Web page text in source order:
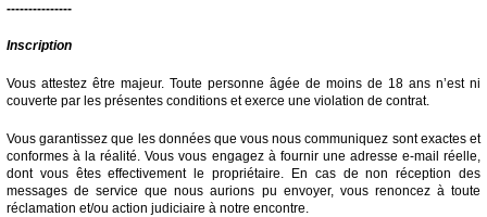
---------------
Inscription
Vous attestez être majeur. Toute personne âgée de moins de 18 ans n’est ni
couverte par les présentes conditions et exerce une violation de contrat.
Vous garantissez que les données que vous nous communiquez sont exactes et
conformes à la réalité. Vous vous engagez à fournir une adresse e-mail réelle,
dont vous êtes effectivement le propriétaire. En cas de non réception des
messages de service que nous aurions pu envoyer, vous renoncez à toute
réclamation et/ou action judiciaire à notre encontre.